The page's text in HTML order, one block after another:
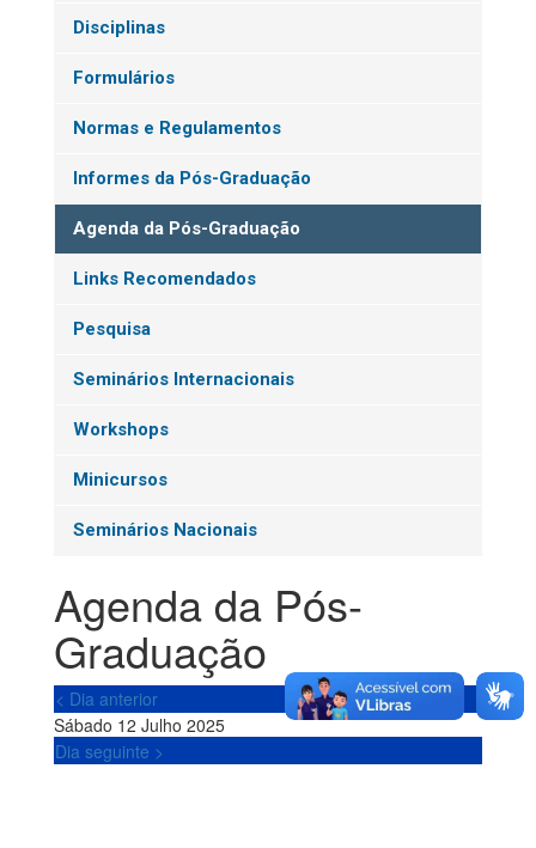
Disciplinas
Formulários
Normas e Regulamentos
Informes da Pós-Graduação
Agenda da Pós-Graduação
Links Recomendados
Pesquisa
Seminários Internacionais
Workshops
Minicursos
Seminários Nacionais
Agenda da Pós-
Graduação
< Dia anterior
Sábado 12 Julho 2025
Dia seguinte >